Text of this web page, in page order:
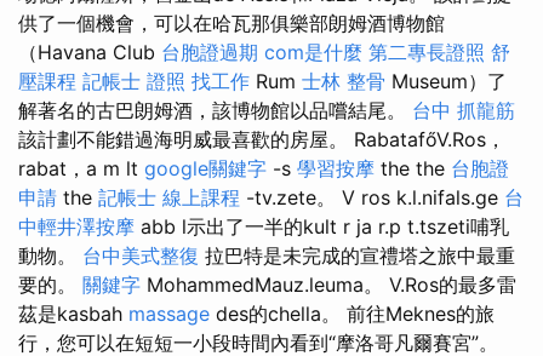
供了一個機會，可以在哈瓦那俱樂部朗姆酒博物館
（Havana Club 台胞證過期 com是什麼 第二專長證照 舒
壓課程 記帳士 證照 找工作 Rum 士林 整骨 Museum）了
解著名的古巴朗姆酒，該博物館以品嚐結尾。 台中 抓龍筋
該計劃不能錯過海明威最喜歡的房屋。 RabatafőV.Ros，
rabat，a m lt google關鍵字 -s 學習按摩 the the 台胞證
申請 the 記帳士 線上課程 -tv.zete。 V ros k.l.nifals.ge 台
中輕井澤按摩 abb l示出了一半的kult r ja r.p t.tszeti哺乳
動物。 台中美式整復 拉巴特是未完成的宣禮塔之旅中最重
要的。 關鍵字 MohammedMauz.leuma。 V.Ros的最多雷
茲是kasbah massage des的chella。 前往Meknes的旅
行，您可以在短短一小段時間內看到“摩洛哥凡爾賽宮”。